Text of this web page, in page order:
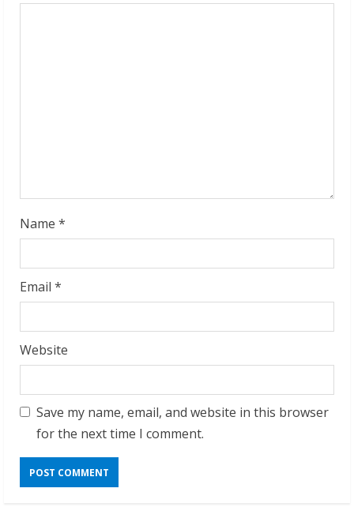
Name *
Email *
Website
Save my name, email, and website in this browser
for the next time I comment.